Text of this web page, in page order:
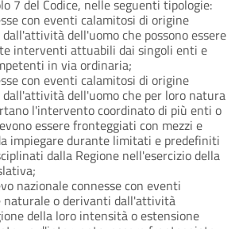
7 del Codice, nelle seguenti tipologie:
con eventi calamitosi di origine
dell'uomo che possono essere
interventi attuabili dai singoli enti e
in via ordinaria;
con eventi calamitosi di origine
dell'uomo che per loro natura
l'intervento coordinato di più enti o
essere fronteggiati con mezzi e
impiegare durante limitati e predefiniti
dalla Regione nell'esercizio della
nazionale connesse con eventi
naturale o derivanti dall'attività
della loro intensità o estensione